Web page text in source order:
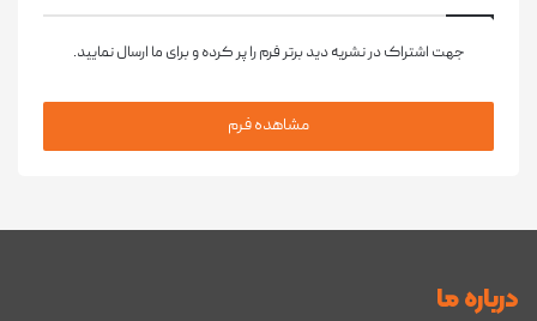
جهت اشتراک در نشریه دید برتر فرم را پر کرده و برای ما ارسال نمایید.
مشاهده فرم
درباره ما